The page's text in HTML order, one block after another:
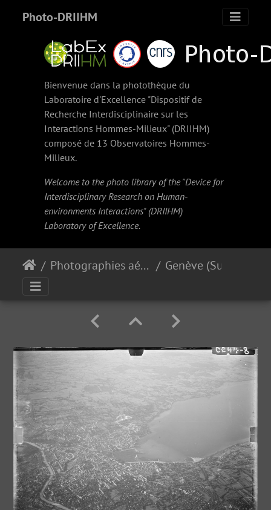
Photo-DRIIHM
Bienvenue dans la photothèque du
Laboratoire d'Excellence "Dispositif de
Recherche Interdisciplinaire sur les
Interactions Hommes-Milieux" (DRIIHM)
composé de 13 Observatoires Hommes-
Milieux.
Welcome to the photo library of the "Device for
Interdisciplinary Research on Human-
environments Interactions" (DRIIHM)
Laboratory of Excellence.
Photographies aériennes obliques anciennes